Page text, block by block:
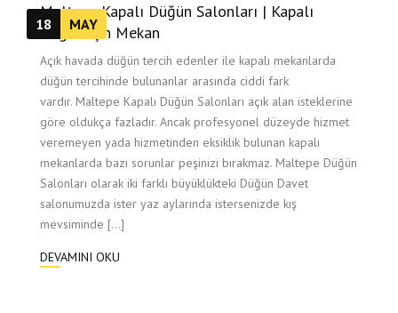
18 MAY
Maltepe Kapalı Düğün Salonları | Kapalı
Düğün İçin Mekan
Açık havada düğün tercih edenler ile kapalı mekanlarda
düğün tercihinde bulunanlar arasında ciddi fark
vardır. Maltepe Kapalı Düğün Salonları açık alan isteklerine
göre oldukça fazladır. Ancak profesyonel düzeyde hizmet
veremeyen yada hizmetinden eksiklik bulunan kapalı
mekanlarda bazı sorunlar peşinizi bırakmaz. Maltepe Düğün
Salonları olarak iki farklı büyüklükteki Düğün Davet
salonumuzda ister yaz aylarında istersenizde kış
mevsiminde […]
DEVAMINI OKU